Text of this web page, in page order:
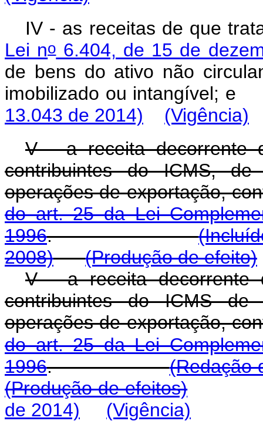
IV - as receitas de que
Lei no6.404, de 15 de
de bens do ativo não
imobilizado ou
13.043 de 2014)
(Vigência)
V - a receita decorrente
contribuintes do ICMS,
operações de exportação,
do art. 25 da Lei
1996.
2008)
(Produção de efeito)
V - a receita decorrente
contribuintes do ICMS
operações de exportação,
do art. 25 da Lei
1996.(Redação
(Produção de efeitos)
de 2014)
(Vigência)